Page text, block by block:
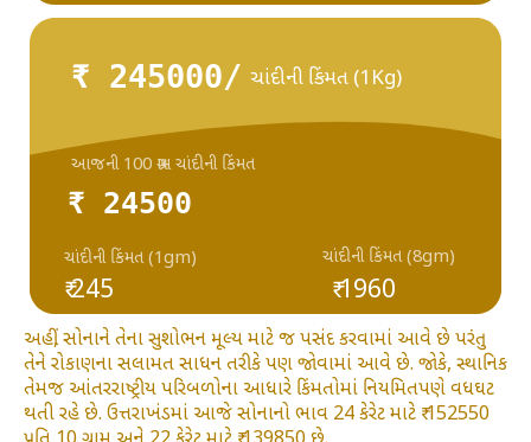
₹ 245000/ ચાંદીની કિંમત (1Kg)
₹ 24500
₹ 245
ચાંદીની કિંમત (1gm) ચાંદીની કિંમત (8gm)
આજની 100 ગ્રામ ચાંદીની કિંમત
₹ 1960
અહીં, સોનાને તેના સુશોભન મૂલ્ય માટે જ પસંદ કરવામાં આવે છે પરંતુ
તેને રોકાણના સલામત સાધન તરીકે પણ જોવામાં આવે છે. જોકે, સ્થાનિક
તેમજ આંતરરાષ્ટ્રીય પરિબળોના આધારે કિંમતોમાં નિયમિતપણે વધઘટ
થતી રહે છે. ઉત્તરાખંડમાં આજે સોનાનો ભાવ 24 કેરેટ માટે ₹ 152550